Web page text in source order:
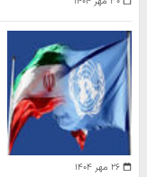
۲۶ مهر ۱۴۰۴